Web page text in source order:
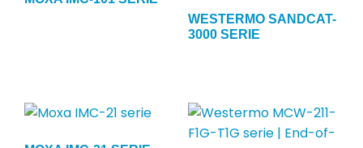
WESTERMO SANDCAT-
3000 SERIE